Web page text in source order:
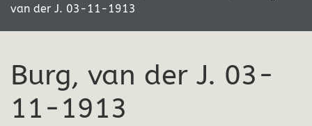
van der J. 03-11-1913
Burg, van der J. 03-
11-1913